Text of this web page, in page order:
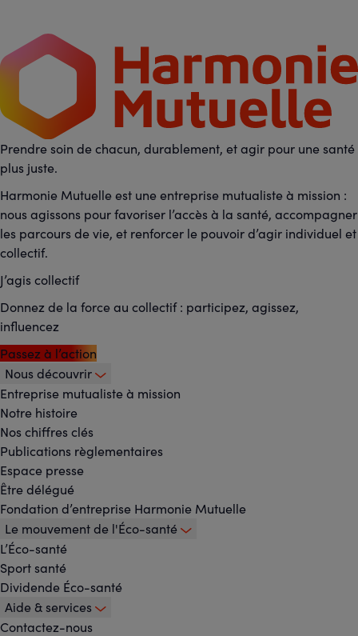
Prendre soin de chacun, durablement, et agir pour une santé
plus juste.
Harmonie Mutuelle est une entreprise mutualiste à mission :
nous agissons pour favoriser l’accès à la santé, accompagner
les parcours de vie, et renforcer le pouvoir d’agir individuel et
collectif.
J’agis collectif
Donnez de la force au collectif : participez, agissez,
influencez
Passez à l’action
Footer
-
Menu
principal
Nous découvrir
Entreprise mutualiste à mission
Notre histoire
Nos chiffres clés
Publications règlementaires
Espace presse
Être délégué
Fondation d’entreprise Harmonie Mutuelle
Le mouvement de l'Éco-santé
L’Éco-santé
Sport santé
Dividende Éco-santé
Aide & services
Contactez-nous